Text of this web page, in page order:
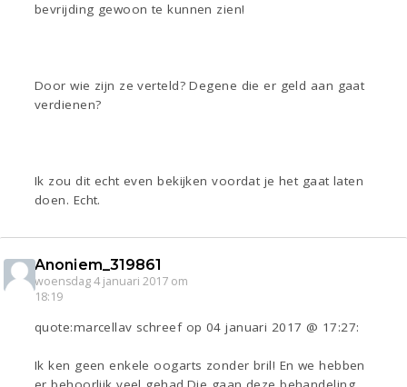
bevrijding gewoon te kunnen zien!
Door wie zijn ze verteld? Degene die er geld aan gaat
verdienen?
Ik zou dit echt even bekijken voordat je het gaat laten
doen. Echt.
Anoniem_319861
woensdag 4 januari 2017 om
18:19
quote:marcellav schreef op 04 januari 2017 @ 17:27:
Ik ken geen enkele oogarts zonder bril! En we hebben